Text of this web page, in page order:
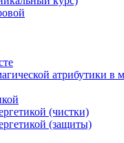
атрибутики в
(чистки)
(защиты)